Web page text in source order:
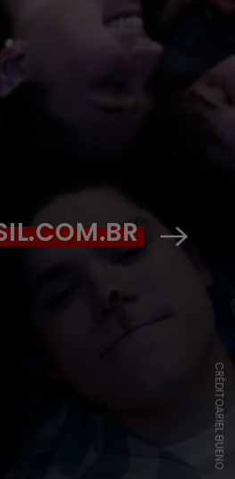
CRÉDITOARIEL BUENO